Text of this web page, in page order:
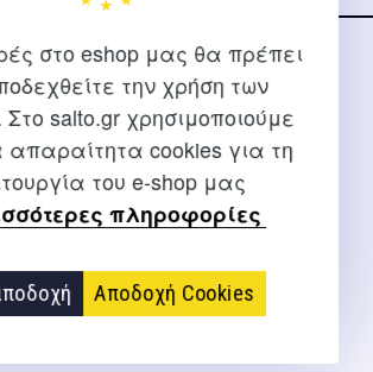
στο eshop μας θα πρέπει
την χρήση των
Στο salto.gr χρησιμοποιούμε
απαραίτητα cookies για τη
του e-shop μας
πληροφορίες
Αποδοχή Cookies
και υποστήριξη παραγγελιών μέσω του
21, Θεσσαλονίκη